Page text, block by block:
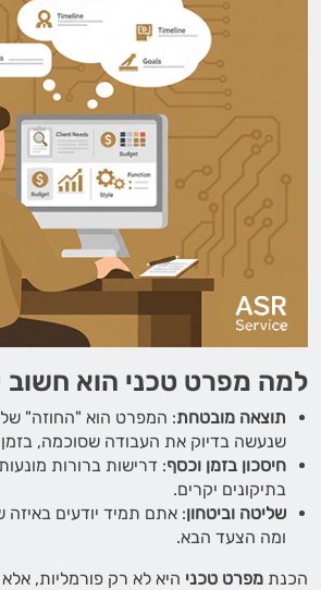
למה מפרט טכני הוא חשוב
תוצאה מובטחת: המפרט הוא "החוזה"
שנעשה בדיוק את העבודה שסוכמה,
חיסכון בזמן וכסף: דרישות ברורות
בתיקונים יקרים.
שליטה וביטחון: אתם תמיד יודעים
ומה הצעד הבא.
הכנת מפרט טכני היא לא רק פורמליות,